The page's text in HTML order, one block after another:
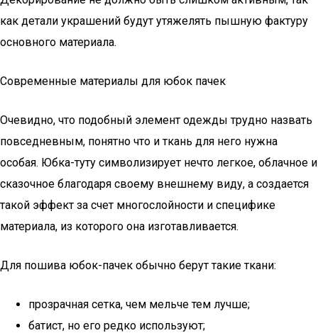
как детали украшений будут утяжелять пышную фактуру
основного материала.
Современные материалы для юбок пачек
Очевидно, что подобный элемент одежды трудно назвать
повседневным, понятно что и ткань для него нужна
особая. Юбка-туту символизирует нечто легкое, облачное и
сказочное благодаря своему внешнему виду, а создается
такой эффект за счет многослойности и специфике
материала, из которого она изготавливается.
Для пошива юбок-пачек обычно берут такие ткани:
прозрачная сетка, чем мельче тем лучше;
батист, но его редко используют;